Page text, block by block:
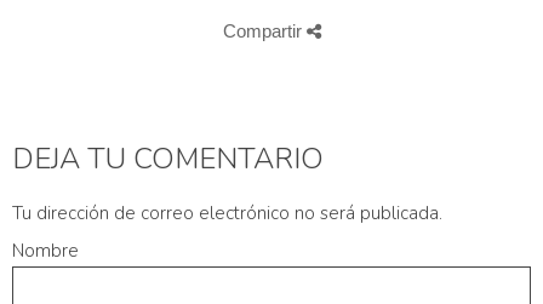
Compartir
DEJA TU COMENTARIO
Tu dirección de correo electrónico no será publicada.
Nombre